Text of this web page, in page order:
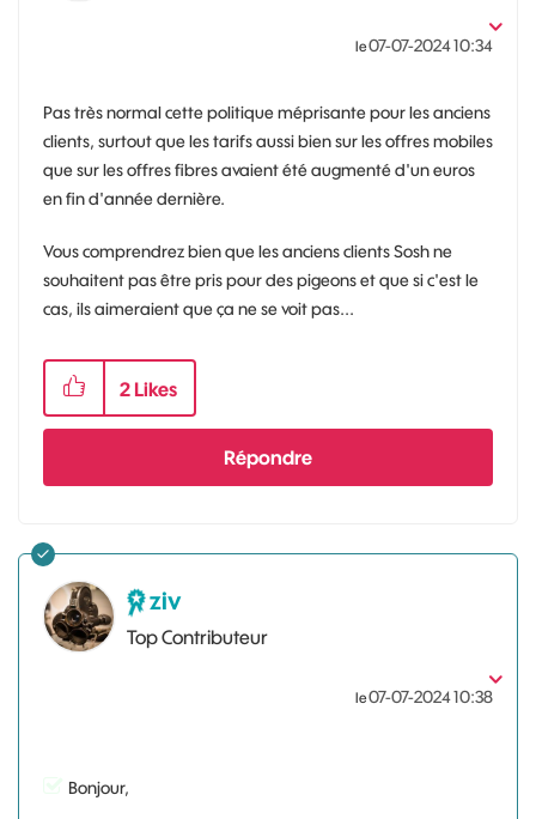
le‎07-07-202410:34
Pas très normal cette politique méprisante pour les anciens
clients, surtout que les tarifs aussi bien sur les offres mobiles
que sur les offres fibres avaient été augmenté d'un euros
en fin d'année dernière.
Vous comprendrez bien que les anciens clients Sosh ne
souhaitent pas être pris pour des pigeons et que si c'est le
cas, ils aimeraient que ça ne se voit pas...
2 Likes
Répondre
ziv
Top Contributeur
le‎07-07-202410:38
Bonjour,